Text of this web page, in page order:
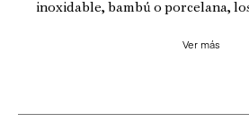
inoxidable, bambú o porcelana,
Ver más